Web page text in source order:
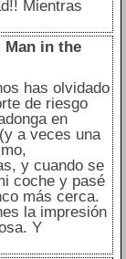
Mientras
Man in the
has olvidado
de riesgo
en
a veces una
y cuando se
coche y pasé
más cerca.
la impresión
Y